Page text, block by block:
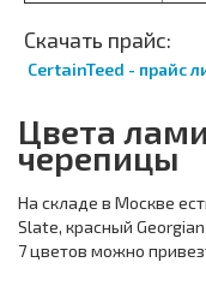
Скачать прайс:
CertainTeed - прайс
Цвета
черепицы
На складе в Москве
Slate, красный
7 цветов можно